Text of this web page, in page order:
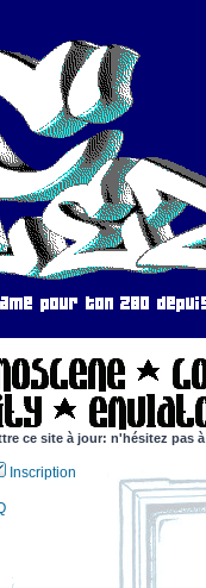
ce site à jour: n'hésitez pas à
Inscription